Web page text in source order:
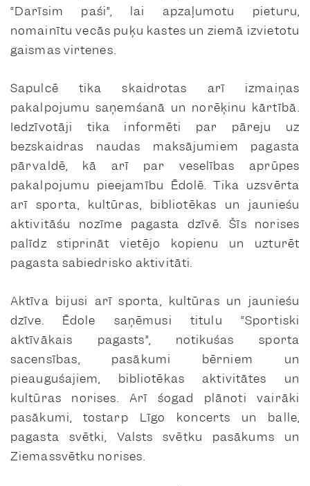
“Darīsim paši”, lai apzaļumotu pieturu,
nomainītu vecās puķu kastes un ziemā izvietotu
gaismas virtenes.
Sapulcē tika skaidrotas arī izmaiņas
pakalpojumu saņemšanā un norēķinu kārtībā.
Iedzīvotāji tika informēti par pāreju uz
bezskaidras naudas maksājumiem pagasta
pārvaldē, kā arī par veselības aprūpes
pakalpojumu pieejamību Ēdolē. Tika uzsvērta
arī sporta, kultūras, bibliotēkas un jauniešu
aktivitāšu nozīme pagasta dzīvē. Šīs norises
palīdz stiprināt vietējo kopienu un uzturēt
pagasta sabiedrisko aktivitāti.
Aktīva bijusi arī sporta, kultūras un jauniešu
dzīve. Ēdole saņēmusi titulu “Sportiski
aktīvākais pagasts”, notikušas sporta
sacensības, pasākumi bērniem un
pieaugušajiem, bibliotēkas aktivitātes un
kultūras norises. Arī šogad plānoti vairāki
pasākumi, tostarp Līgo koncerts un balle,
pagasta svētki, Valsts svētku pasākums un
Ziemassvētku norises.